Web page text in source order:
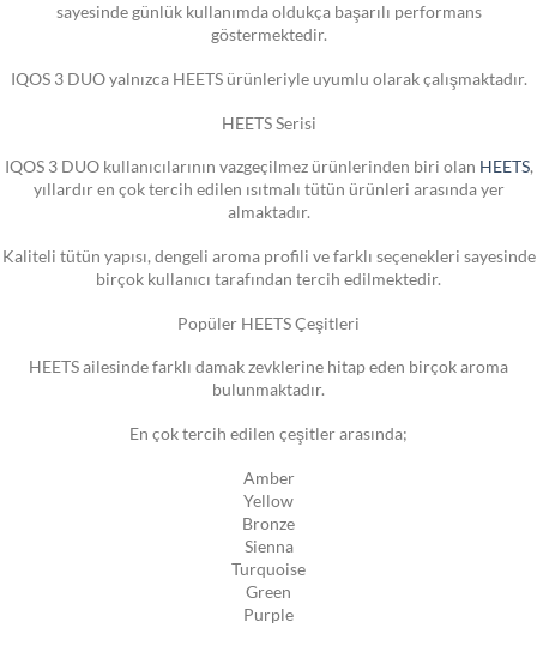
sayesinde günlük kullanımda oldukça başarılı performans
göstermektedir.
IQOS 3 DUO yalnızca HEETS ürünleriyle uyumlu olarak çalışmaktadır.
HEETS Serisi
IQOS 3 DUO kullanıcılarının vazgeçilmez ürünlerinden biri olan HEETS,
yıllardır en çok tercih edilen ısıtmalı tütün ürünleri arasında yer
almaktadır.
Kaliteli tütün yapısı, dengeli aroma profili ve farklı seçenekleri sayesinde
birçok kullanıcı tarafından tercih edilmektedir.
Popüler HEETS Çeşitleri
HEETS ailesinde farklı damak zevklerine hitap eden birçok aroma
bulunmaktadır.
En çok tercih edilen çeşitler arasında;
Amber
Yellow
Bronze
Sienna
Turquoise
Green
Purple